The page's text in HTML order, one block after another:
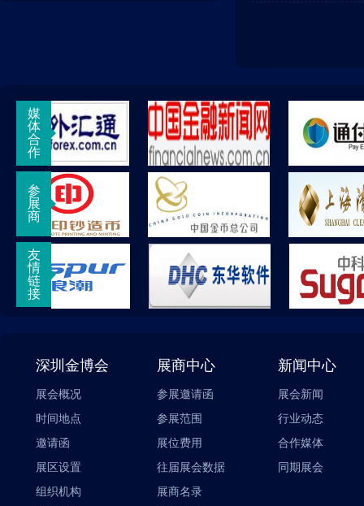
媒
体
合
作
参
展
商
友
情
链
接
深圳金博会
展会概况
时间地点
邀请函
展区设置
组织机构
展商中心
参展邀请函
参展范围
展位费用
往届展会数据
展商名录
新闻中心
展会新闻
行业动态
合作媒体
同期展会